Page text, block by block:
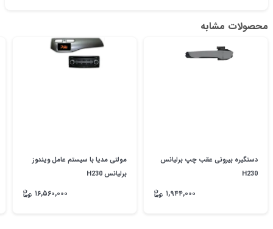
محصولات مشابه
دستگیره بیرونی عقب چپ برلیانس
H230
۱,۹۴۴,۰۰۰
مولتی مدیا با سیستم عامل ویندوز
برلیانس H230
۱۶,۵۶۰,۰۰۰